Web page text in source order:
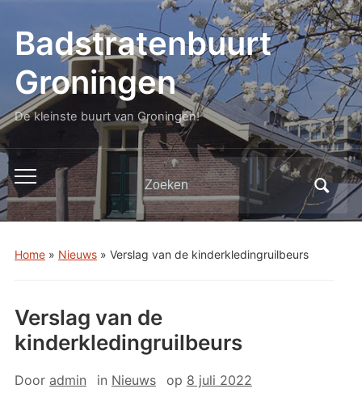
Badstratenbuurt
Groningen
De kleinste buurt van Groningen!
Toggle
mobiel
menu
Zoeken
naar:
Home» Nieuws» Verslag van de kinderkledingruilbeurs
Verslag van de
kinderkledingruilbeurs
Door admin in Nieuws op 8 juli 2022